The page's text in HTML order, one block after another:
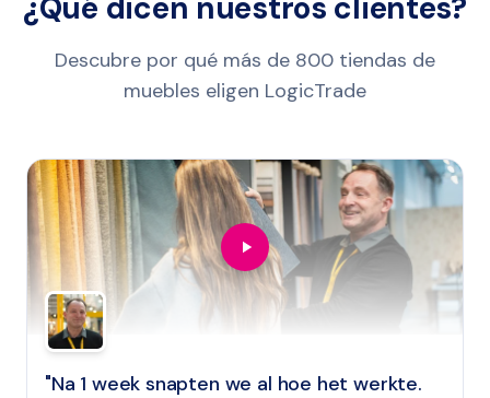
¿Qué dicen nuestros clientes?
Descubre por qué más de 800 tiendas de
muebles eligen LogicTrade
"Na 1 week snapten we al hoe het werkte.